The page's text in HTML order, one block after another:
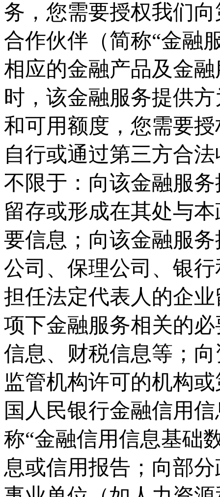
务，您需要授权我们
合作伙伴（简称“金融
相应的金融产品及金
时，该金融服务提供
和可用额度，您需要
自行或通过第三方合
不限于：向该金融服
留存或形成在其处与
要信息；向该金融服
公司、保理公司、银
担任法定代表人的企
项下金融服务相关的
信息、财税信息等；
监管机构许可的机构
国人民银行金融信用
称“金融信用信息基础
息或信用报告；向部